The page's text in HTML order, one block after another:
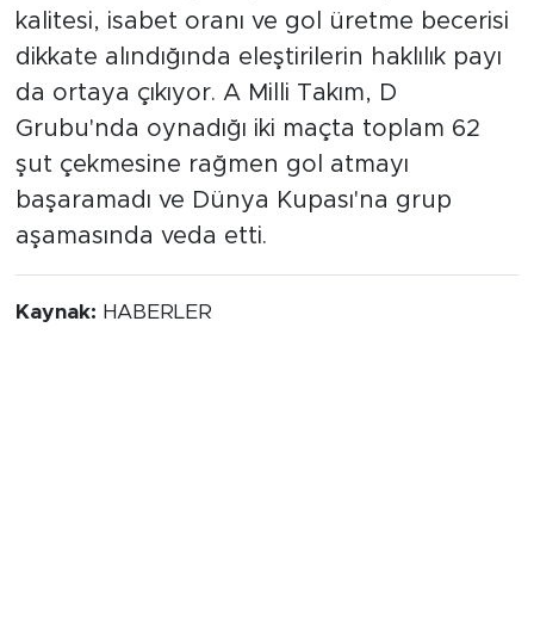
kalitesi, isabet oranı ve gol üretme becerisi
dikkate alındığında eleştirilerin haklılık payı
da ortaya çıkıyor. A Milli Takım, D
Grubu'nda oynadığı iki maçta toplam 62
şut çekmesine rağmen gol atmayı
başaramadı ve Dünya Kupası'na grup
aşamasında veda etti.
Kaynak: HABERLER